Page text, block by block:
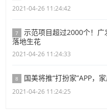
2021-04-26 11:24:42
7
示范项目超过2000个！广
落地生花
2021-04-26 11:24:33
8 国美将推“打扮家”APP，
2021-04-26 11:24:25